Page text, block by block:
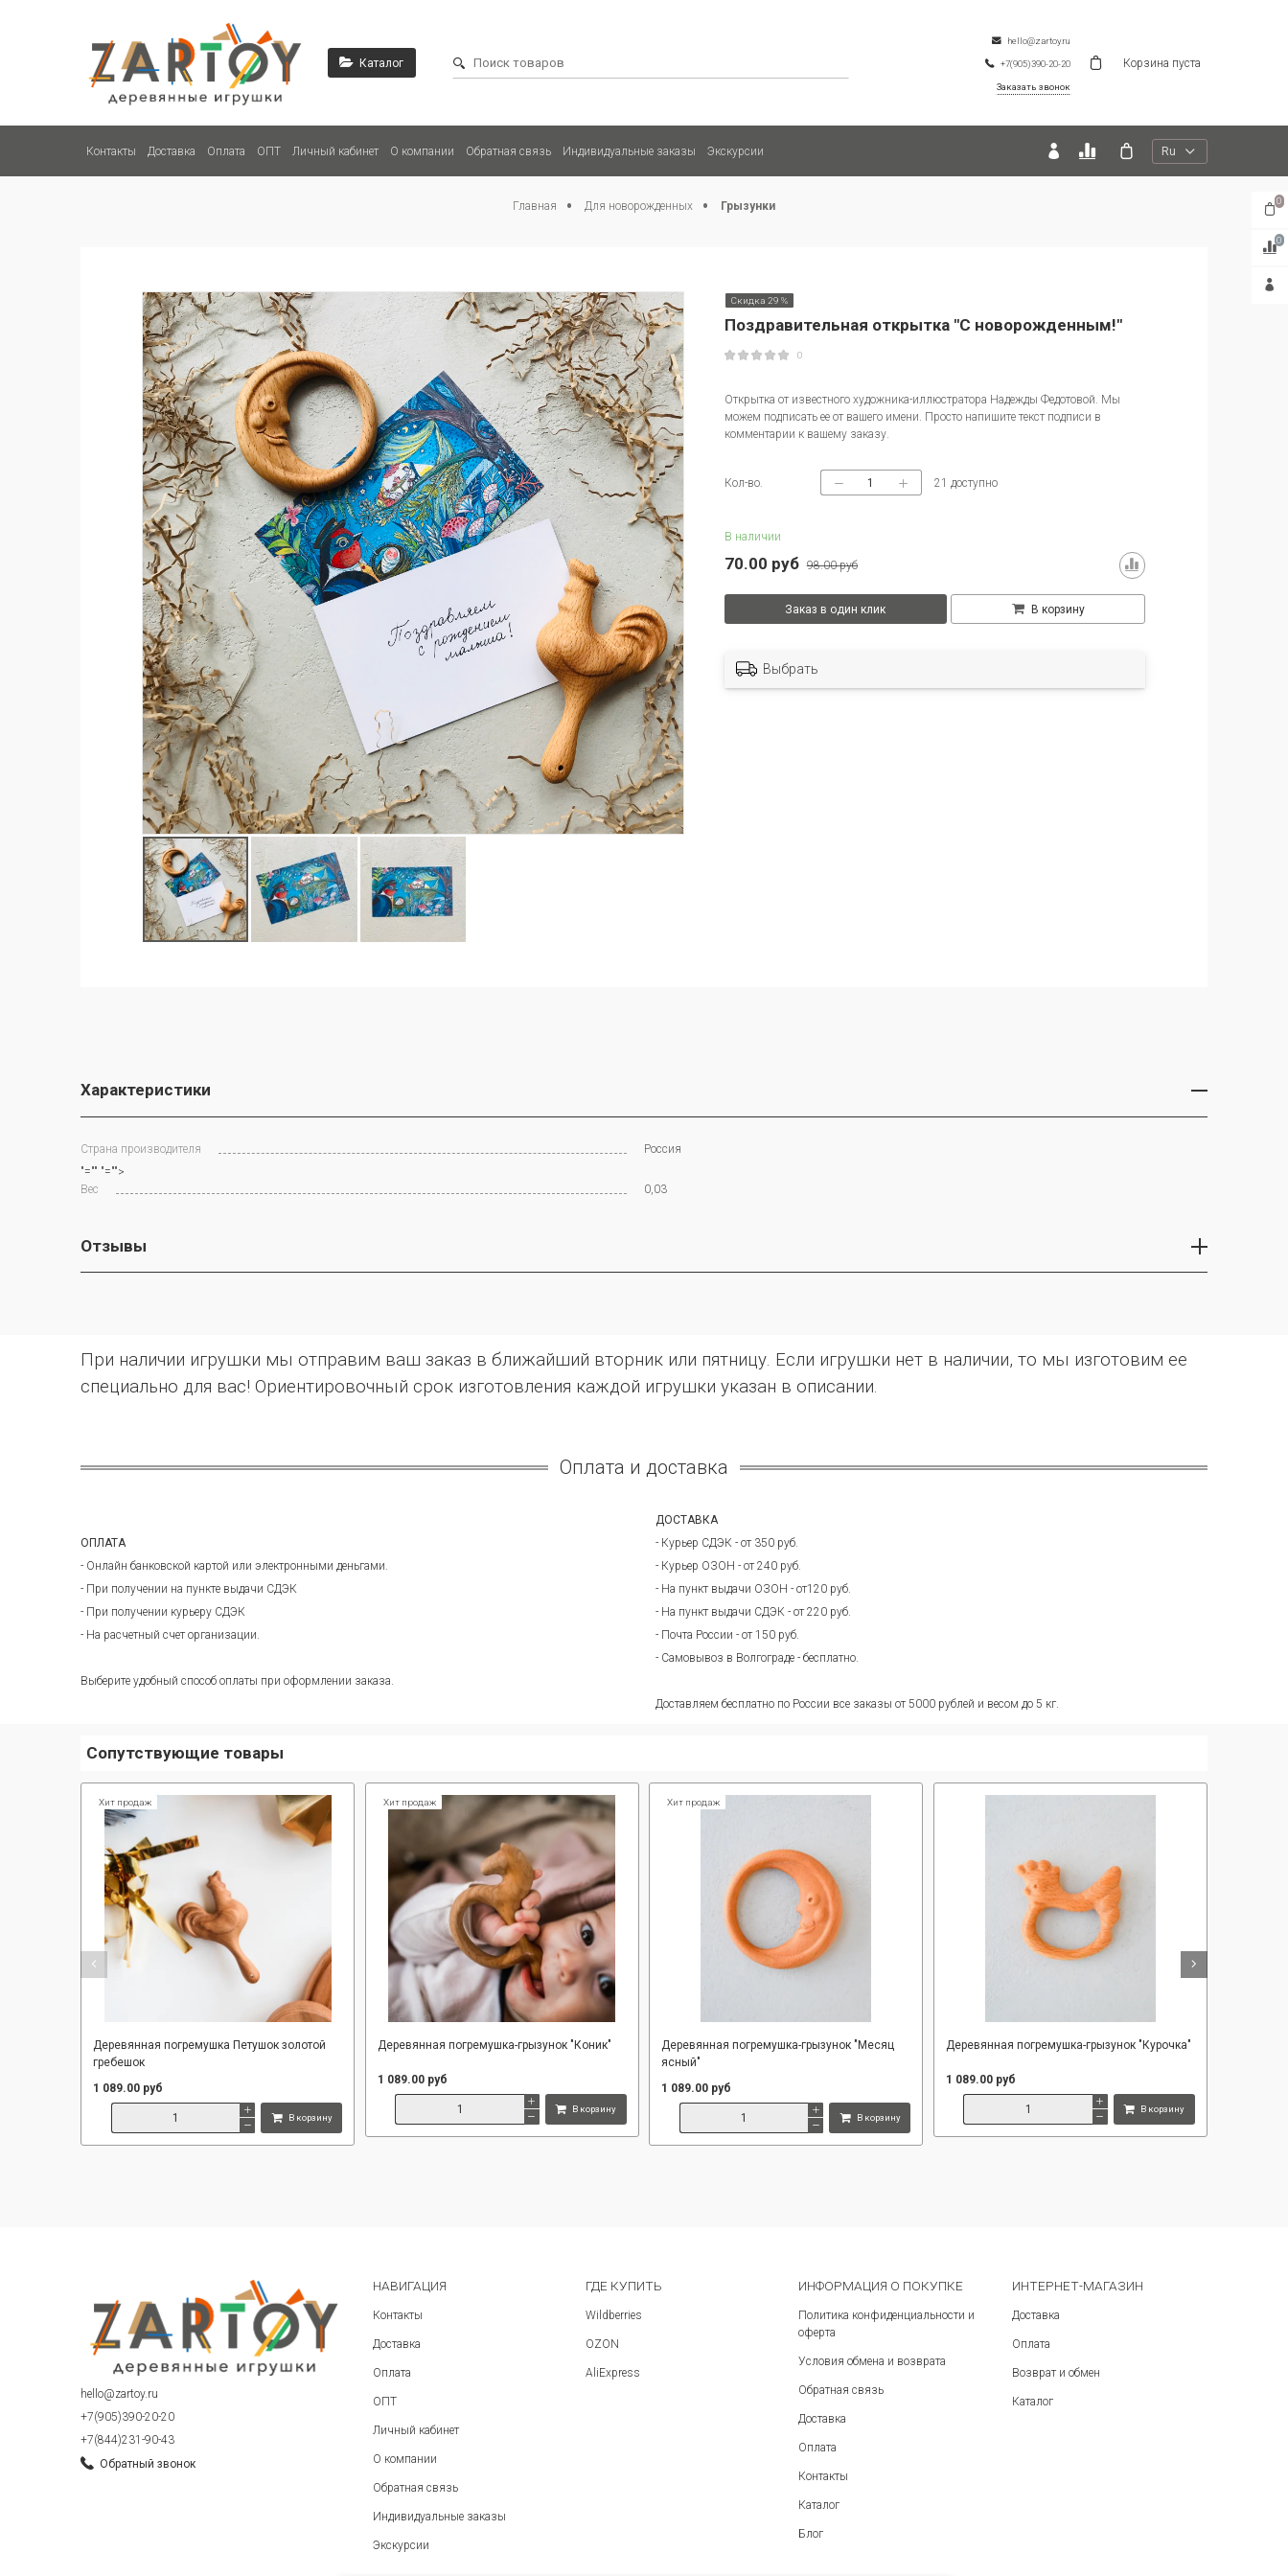
Каталог
hello@zartoy.ru
+7(905)390-20-20
Заказать звонок
Корзина пуста
Контакты Доставка Оплата ОПТ Личный кабинет О компании Обратная связь Индивидуальные заказы Экскурсии Ru
Главная Для новорожденных Грызунки
Скидка 29 %
0
Поздравительная открытка "С новорожденным!"
В наличии
70.00 руб 98.00 руб
Открытка от известного художника-иллюстратора Надежды Федотовой. Мы
можем подписать ее от вашего имени. Просто напишите текст подписи в
комментарии к вашему заказу.
Кол-во. 21 доступно
Заказ в один клик В корзину
Выбрать
Характеристики
Страна производителя
Россия
"="" "="">
Вес
0,03
Отзывы
При наличии игрушки мы отправим ваш заказ в ближайший вторник или пятницу. Если игрушки нет в наличии, то мы изготовим ее
специально для вас! Ориентировочный срок изготовления каждой игрушки указан в описании.
Оплата и доставка
ОПЛАТА
- Онлайн банковской картой или электронными деньгами.
- При получении на пункте выдачи СДЭК
- При получении курьеру СДЭК
- На расчетный счет организации.
Выберите удобный способ оплаты при оформлении заказа.
ДОСТАВКА
- Курьер СДЭК - от 350 руб.
- Курьер ОЗОН - от 240 руб.
- На пункт выдачи ОЗОН - от120 руб.
- На пункт выдачи СДЭК - от 220 руб.
- Почта России - от 150 руб.
- Самовывоз в Волгограде - бесплатно.
Доставляем бесплатно по России все заказы от 5000 рублей и весом до 5 кг.
Сопутствующие товары
Хит продаж
Деревянная погремушка Петушок золотой
гребешок
1 089.00 руб
В корзину
Хит продаж
Деревянная погремушка-грызунок "Коник"
1 089.00 руб
В корзину
Хит продаж
Деревянная погремушка-грызунок "Месяц
ясный"
1 089.00 руб
В корзину
Деревянная погремушка-грызунок "Курочка"
1 089.00 руб
В корзину
hello@zartoy.ru
+7(905)390-20-20
+7(844)231-90-43
Обратный звонок
НАВИГАЦИЯ
Контакты
Доставка
Оплата
ОПТ
Личный кабинет
О компании
Обратная связь
Индивидуальные заказы
Экскурсии
ГДЕ КУПИТЬ
Wildberries
OZON
AliExpress
ИНФОРМАЦИЯ О ПОКУПКЕ
Политика конфиденциальности и
оферта
Условия обмена и возврата
Обратная связь
Доставка
Оплата
Контакты
Каталог
Блог
ИНТЕРНЕТ-МАГАЗИН
Доставка
Оплата
Возврат и обмен
Каталог
0
0